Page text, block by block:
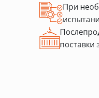
При
поставки